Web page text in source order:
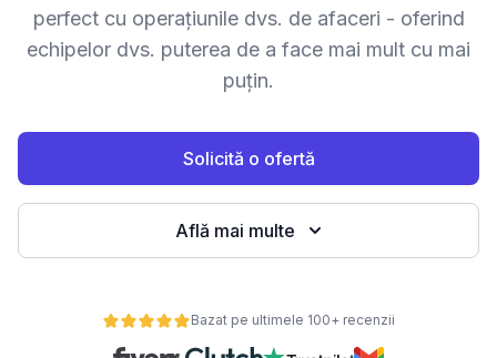
perfect cu operațiunile dvs. de afaceri - oferind
echipelor dvs. puterea de a face mai mult cu mai
puțin.
Solicită o ofertă
Află mai multe
Bazat pe ultimele 100+ recenzii